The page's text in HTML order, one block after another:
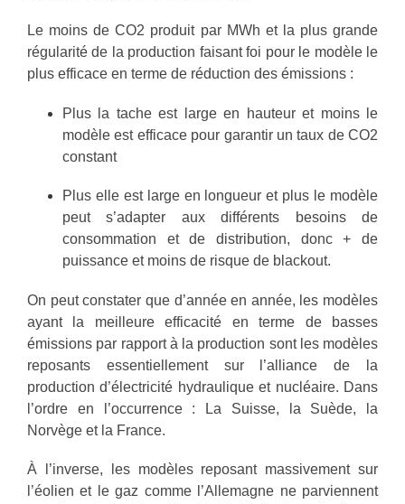
Le moins de CO2 produit par MWh et la plus grande
régularité de la production faisant foi pour le modèle le
plus efficace en terme de réduction des émissions :
Plus la tache est large en hauteur et moins le
modèle est efficace pour garantir un taux de CO2
constant
Plus elle est large en longueur et plus le modèle
peut s’adapter aux différents besoins de
consommation et de distribution, donc + de
puissance et moins de risque de blackout.
On peut constater que d’année en année, les modèles
ayant la meilleure efficacité en terme de basses
émissions par rapport à la production sont les modèles
reposants essentiellement sur l’alliance de la
production d’électricité hydraulique et nucléaire. Dans
l’ordre en l’occurrence : La Suisse, la Suède, la
Norvège et la France.
À l’inverse, les modèles reposant massivement sur
l’éolien et le gaz comme l’Allemagne ne parviennent